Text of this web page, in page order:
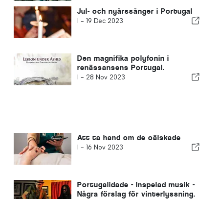
Jul- och nyårssånger i Portugal
I - 19 Dec 2023
Den magnifika polyfonin i
renässansens Portugal.
I - 28 Nov 2023
Att ta hand om de oälskade
I - 16 Nov 2023
Portugalidade - Inspelad musik -
Några förslag för vinterlyssning.